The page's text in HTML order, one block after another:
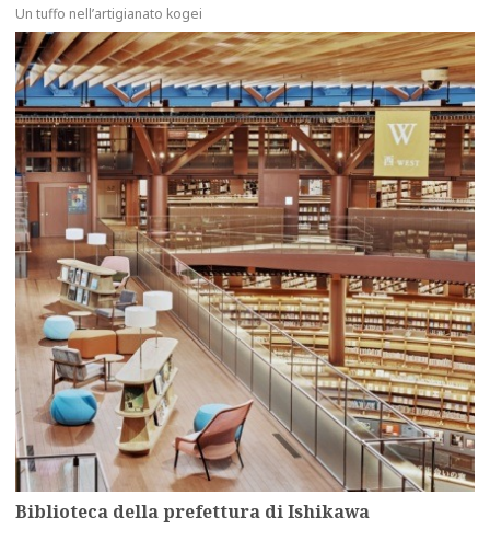
Un tuffo nell’artigianato kogei
Biblioteca della prefettura di Ishikawa
more